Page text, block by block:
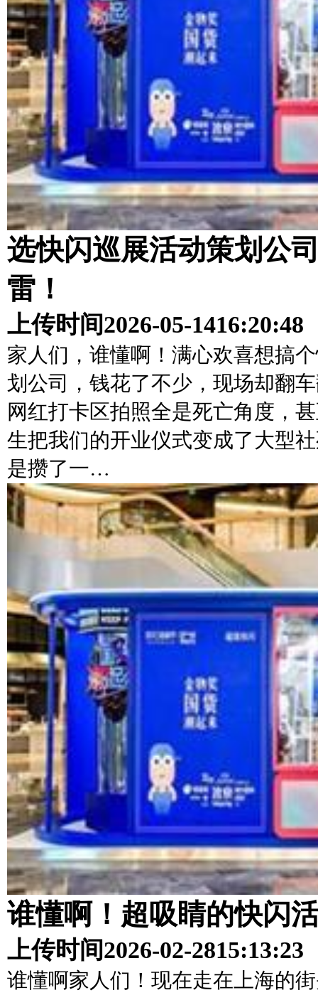
选快闪巡展活动策划公
雷！
上传时间2026-05-1416:20:48
家人们，谁懂啊！满心欢喜想搞
划公司，钱花了不少，现场却翻
网红打卡区拍照全是死亡角度，
生把我们的开业仪式变成了大型
是攒了一…
谁懂啊！超吸睛的快闪
上传时间2026-02-2815:13:23
谁懂啊家人们！现在走在上海的